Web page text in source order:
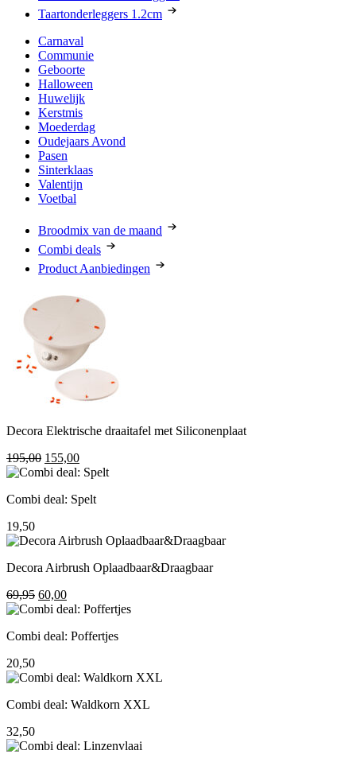
Taartonderleggers 1.2cm
Carnaval
Communie
Geboorte
Halloween
Huwelijk
Kerstmis
Moederdag
Oudejaars Avond
Pasen
Sinterklaas
Valentijn
Voetbal
Broodmix van de maand
Combi deals
Product Aanbiedingen
Decora Elektrische draaitafel met Siliconenplaat
195,00 Oorspronkelijke
prijs
195,00.
155,00Huidige
prijs
155,00.
Combi deal: Spelt
19,50
Decora Airbrush Oplaadbaar&Draagbaar
69,95 Oorspronkelijke
prijs
69,95.
60,00Huidige
prijs
60,00.
Combi deal: Poffertjes
20,50
Combi deal: Waldkorn XXL
32,50